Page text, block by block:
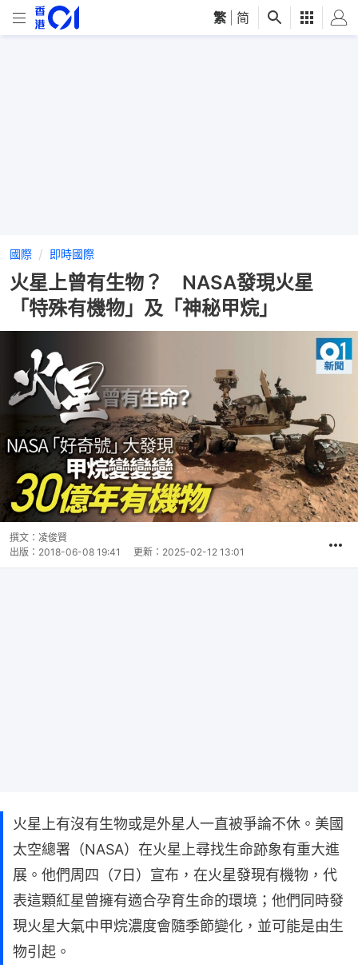
繁 简
國際 即時國際
火星上曾有生物？ NASA發現火星
「特殊有機物」及「神秘甲烷」
撰文： 凌俊賢
出版： 2018-06-08 19:41 更新： 2025-02-12 13:01
火星上有沒有生物或是外星人一直被爭論不休。美國
太空總署（NASA）在火星上尋找生命跡象有重大進
展。他們周四（7日）宣布，在火星發現有機物，代
表這顆紅星曾擁有適合孕育生命的環境；他們同時發
現火星大氣中甲烷濃度會隨季節變化，並可能是由生
物引起。